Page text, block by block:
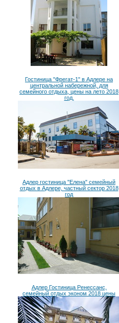
Гостиница "Фрегат-1" в Адлере на
центральной набережной, для
семейного отдыха, цены на лето 2018
год.
Адлер гостиница "Елена" семейный
отдых в Адлере, частный сектор 2018
год
Адлер Гостиница Ренессанс,
семейный отдых эконом 2018 цены